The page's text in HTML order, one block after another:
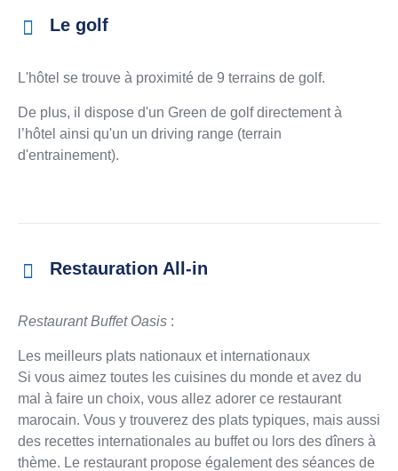
Le golf
L'hôtel se trouve à proximité de 9 terrains de golf.
De plus, il dispose d'un Green de golf directement à
l’hôtel ainsi qu'un un driving range (terrain
d'entrainement).
Restauration All-in
Restaurant Buffet Oasis :
Les meilleurs plats nationaux et internationaux
Si vous aimez toutes les cuisines du monde et avez du
mal à faire un choix, vous allez adorer ce restaurant
marocain. Vous y trouverez des plats typiques, mais aussi
des recettes internationales au buffet ou lors des dîners à
thème. Le restaurant propose également des séances de